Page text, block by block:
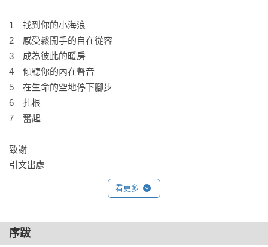
人生轉折的全新視角。
˙平凡中促發不凡的省思，展現女性特有的生命厚度：成為母
親、面對好友的逝去、離開一段婚姻、轉換職涯跑道，都是常
見的人生變化，但是要如何「面對轉折、擁抱變遷、勇敢前
進」，箇中關鍵在於穩定扎根、柔韌的彈性，以及開放的心。
或階段之後，進入新環境、新階段之前的時間或空間——對許
多人來說，這個中間地帶充滿了困惑、恐懼和猶豫。這本書藉
由個人困境或障礙的剖析，引導讀者充分利用結束和開始之間
的時段，在天地變化與生命轉變之時，無懼邁向未來。
˙看待時間與歷練的另類法則：無論是誰，無論處於人生的哪個
階段，每個人都會面臨內在與外在的轉變。梅琳達以特有的熱
1　找到你的小海浪
2　感受鬆開手的自在從容
3　成為彼此的暖房
4　傾聽你的內在聲音
5　在生命的空地停下腳步
6　扎根
7　奮起
致謝
引文出處
看更多
序跋